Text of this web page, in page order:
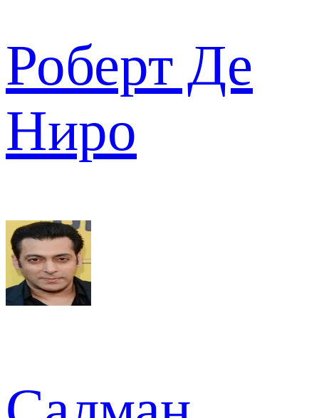
Роберт Де
Ниро